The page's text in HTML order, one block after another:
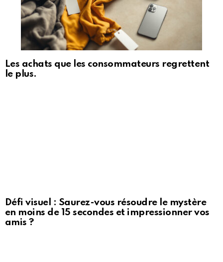
Les achats que les consommateurs regrettent
le plus.
Défi visuel : Saurez-vous résoudre le mystère
en moins de 15 secondes et impressionner vos
amis ?